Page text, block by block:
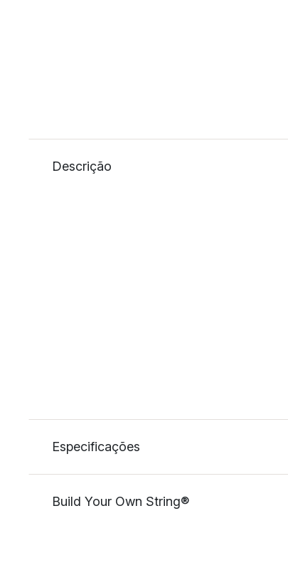
Descrição
Especificações
Build Your Own String®